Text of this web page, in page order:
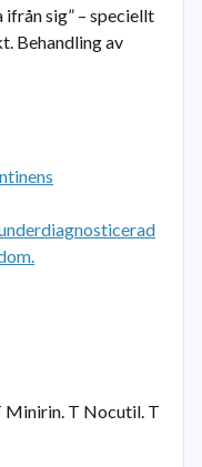
sig” – speciellt
Behandling av
Minirin. T Nocutil. T